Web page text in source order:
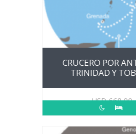
CRUCERO POR
TRINIDAD Y
USD668.00